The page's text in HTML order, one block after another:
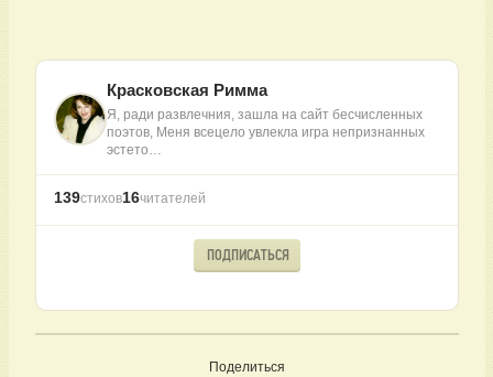
Красковская Римма
Я, ради развлечния, зашла на сайт бесчисленных
поэтов, Меня всецело увлекла игра непризнанных
эстето…
139стихов16читателей
ПОДПИСАТЬСЯ
Поделиться